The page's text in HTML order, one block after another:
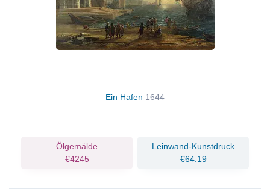
Ein Hafen 1644
Ölgemälde
€4245
Leinwand-Kunstdruck
€64.19